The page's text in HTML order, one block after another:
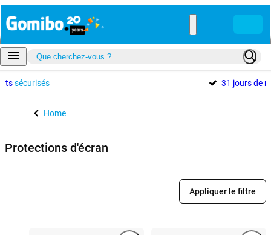
sécurisés 31 jours de
Home
Protections d'écran
Appliquer le filtre